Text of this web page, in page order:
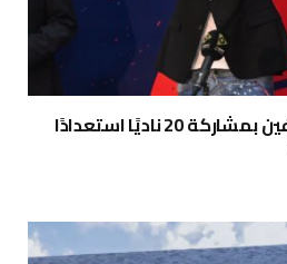
إجراء قرعة دوري المحترفين بمشاركة 20 ناديًا استعدادًا